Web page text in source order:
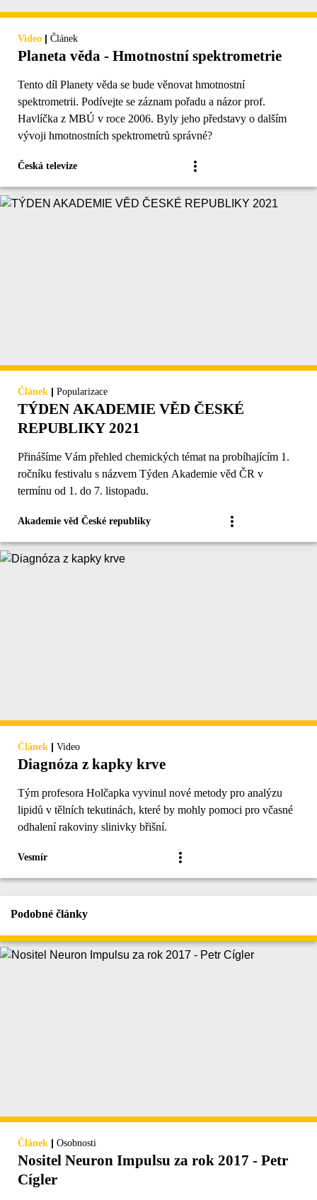
Video | Článek
Planeta věda - Hmotnostní spektrometrie
Tento díl Planety věda se bude věnovat hmotnostní
spektrometrii. Podívejte se záznam pořadu a názor prof.
Havlíčka z MBÚ v roce 2006. Byly jeho představy o dalším
vývoji hmotnostních spektrometrů správné?
Česká televize
Článek | Popularizace
TÝDEN AKADEMIE VĚD ČESKÉ
REPUBLIKY 2021
Přinášíme Vám přehled chemických témat na probíhajícím 1.
ročníku festivalu s názvem Týden Akademie věd ČR v
termínu od 1. do 7. listopadu.
Akademie věd České republiky
Článek | Video
Diagnóza z kapky krve
Tým profesora Holčapka vyvinul nové metody pro analýzu
lipidů v tělních tekutinách, které by mohly pomoci pro včasné
odhalení rakoviny slinivky břišní.
Vesmír
Podobné články
Článek | Osobnosti
Nositel Neuron Impulsu za rok 2017 - Petr
Cígler